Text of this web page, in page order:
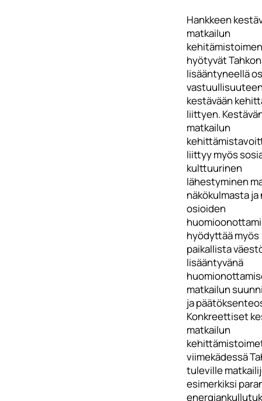
Hankkeen
matkailun
hyötyvät
lisääntyneellä
kestävään
liittyen.
matkailun
liittyy myös
kulttuurinen
lähestyminen
näkökulmasta ja
osioiden
hyödyttää myös
paikallista
lisääntyvänä
matkailun
ja
Konkreettiset
matkailun
viimekädessä
tuleville
esimerkiksi